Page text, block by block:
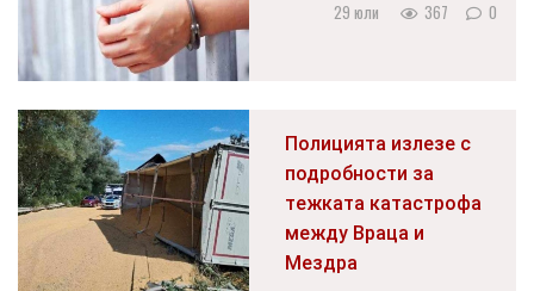
29 юли 367 0
Полицията излезе с
подробности за
тежката катастрофа
между Враца и
Мездра